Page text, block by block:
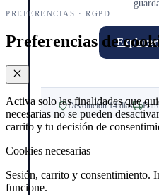
Explorar
Devolución 14 días
PREFERENCIAS · RGPD
Preferencias de
Activa solo las finalidades que
necesarias no se pueden
carrito y tu decisión de
Cookies necesarias
Sesión, carrito y consentimiento.
funcione.